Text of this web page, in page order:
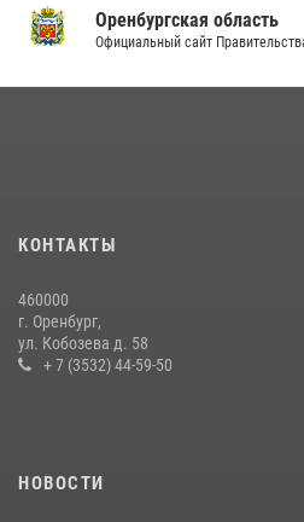
Росгвардии по Оренбургской области
армией
В Оренбурге росгвардейцы обеспечили
проведения футбольного матча
03 августа 2026, 16:40
Оренбургская область
Официальный сайт
КОНТАКТЫ
460000
г. Оренбург,
ул. Кобозева д. 58
+ 7 (3532) 44-59-50
НОВОСТИ